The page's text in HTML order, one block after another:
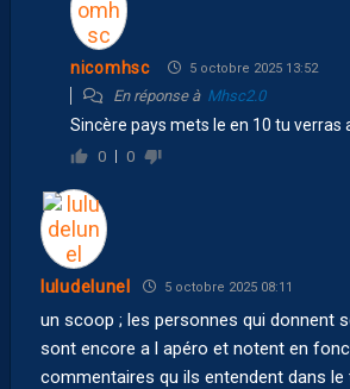
nicomhsc 5 octobre 2025 13:52
En réponse à Mhsc2.0
Sincère pays mets le en 10 tu verras
0 0
luludelunel 5 octobre 2025 08:11
un scoop ; les personnes qui donnent
sont encore a l apéro et notent en
commentaires qu ils entendent dans le